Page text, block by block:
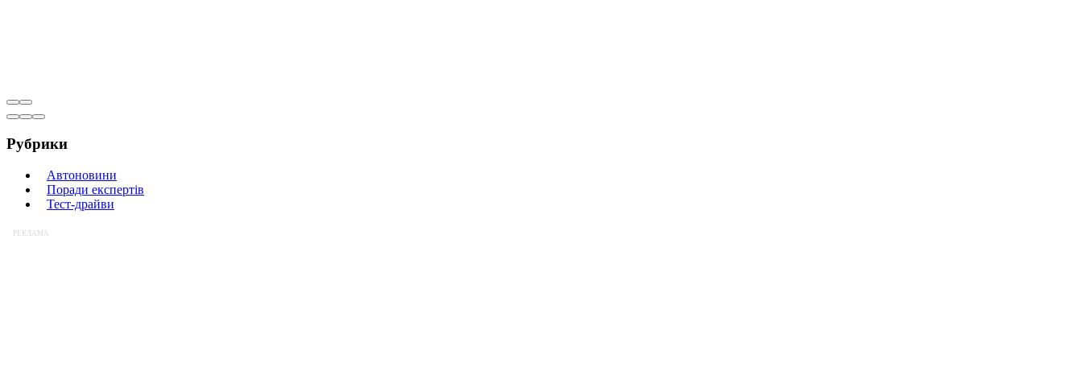
Рубрики
Автоновини
Поради експертів
Тест-драйви
РЕКЛАМА